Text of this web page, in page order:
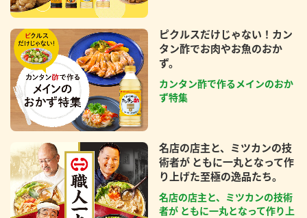
ピクルスだけじゃない！カン
タン酢でお肉やお魚のおか
ず。
カンタン酢で作るメインのおか
ず特集
名店の店主と、ミツカンの技
術者が ともに一丸となって作
り上げた至極の逸品たち。
名店の店主と、ミツカンの技術
者が ともに一丸となって作り上